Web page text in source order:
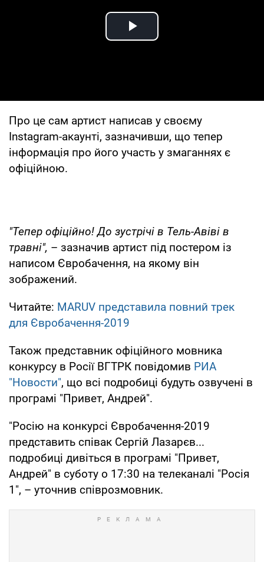
Play Video
Про це сам артист написав у своєму
Instagram-акаунті, зазначивши, що тепер
інформація про його участь у змаганнях є
офіційною.
"Тепер офіційно! До зустрічі в Тель-Авіві в
травні", – зазначив артист під постером із
написом Євробачення, на якому він
зображений.
Читайте: MARUV представила повний трек
для Євробачення-2019
Також представник офіційного мовника
конкурсу в Росії ВГТРК повідомив РИА
"Новости", що всі подробиці будуть озвучені в
програмі "Привет, Андрей".
"Росію на конкурсі Євробачення-2019
представить співак Сергій Лазарєв...
подробиці дивіться в програмі "Привет,
Андрей" в суботу о 17:30 на телеканалі "Росія
1", – уточнив співрозмовник.